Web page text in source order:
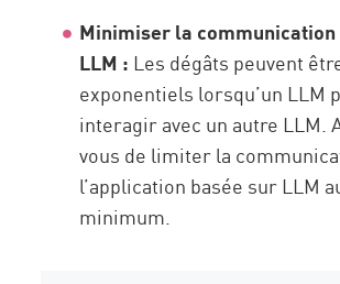
Minimiser la
LLM : Les dégâts peuvent
exponentiels lorsqu’un LLM
interagir avec un autre LLM.
vous de limiter la
l’application basée sur LLM
minimum.